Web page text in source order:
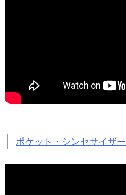
ポケット・シンセサイザー